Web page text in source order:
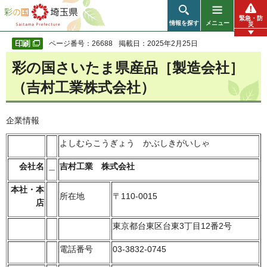
彩の国 埼玉県
情報を探す メニュー
緊急・防
災
ページ番号：26688 掲載日：2025年2月25日
彩の国さいたま県産品［製造会社］
（吉村工業株式会社）
企業情報
よしむらこうぎょう かぶしきがいしゃ
会社名 吉村工業 株式会社
本社・本
店
所在地 〒110-0015
東京都台東区台東3丁目12番2号
電話番号 03-3832-0745